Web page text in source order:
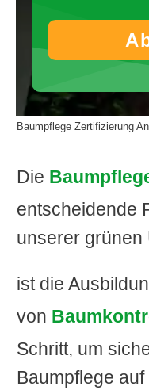
Baumpflege Zertifizierung
Die
entscheidende
unserer grünen
ist die
von
Schritt, um
Baumpflege